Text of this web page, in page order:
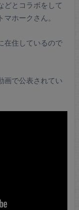
どとコラボをして
ホークさん。
在住しているので
画で公表されてい